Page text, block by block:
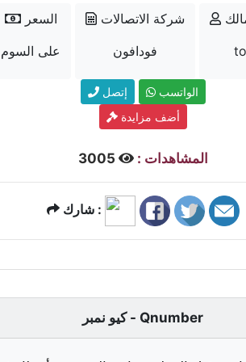
السعر
على السوم
شركة الاتصالات
فودافون
إتصل
الواتسب
أضف مزايدة
المشاهدات :
شارك :
كيو نمبر - Qnumber